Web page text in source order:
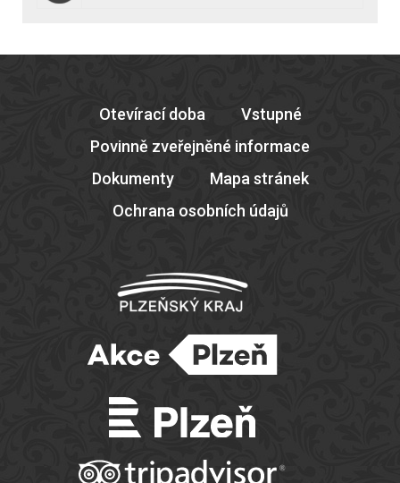
Otevírací doba
Vstupné
Povinně zveřejněné informace
Dokumenty
Mapa stránek
Ochrana osobních údajů